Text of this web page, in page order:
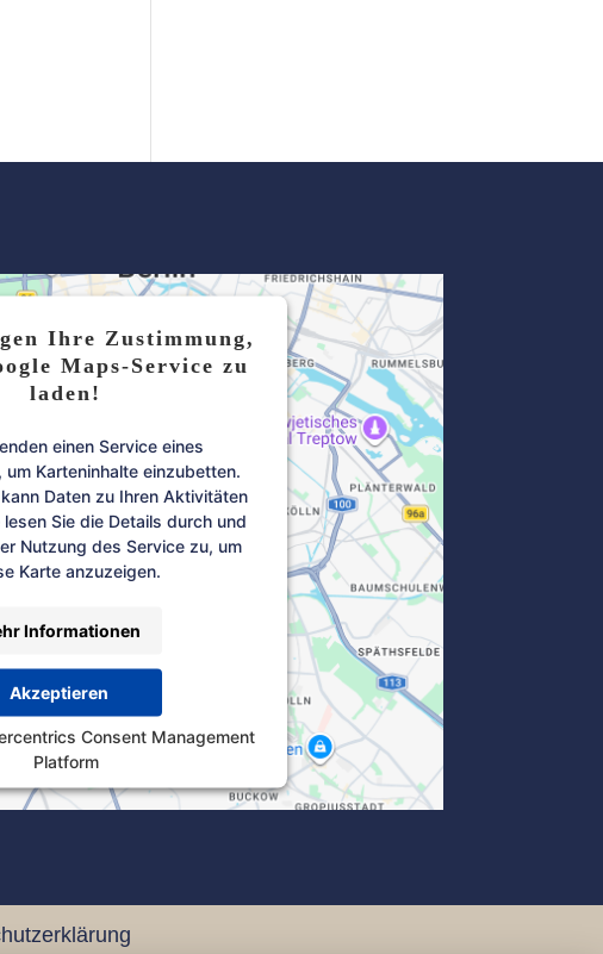
Ihre Zustimmung,
Maps-Service zu
laden!
einen Service eines
Karteninhalte einzubetten.
Daten zu Ihren Aktivitäten
Sie die Details durch und
Nutzung des Service zu, um
Karte anzuzeigen.
Informationen
Akzeptieren
Consent Management
Platform